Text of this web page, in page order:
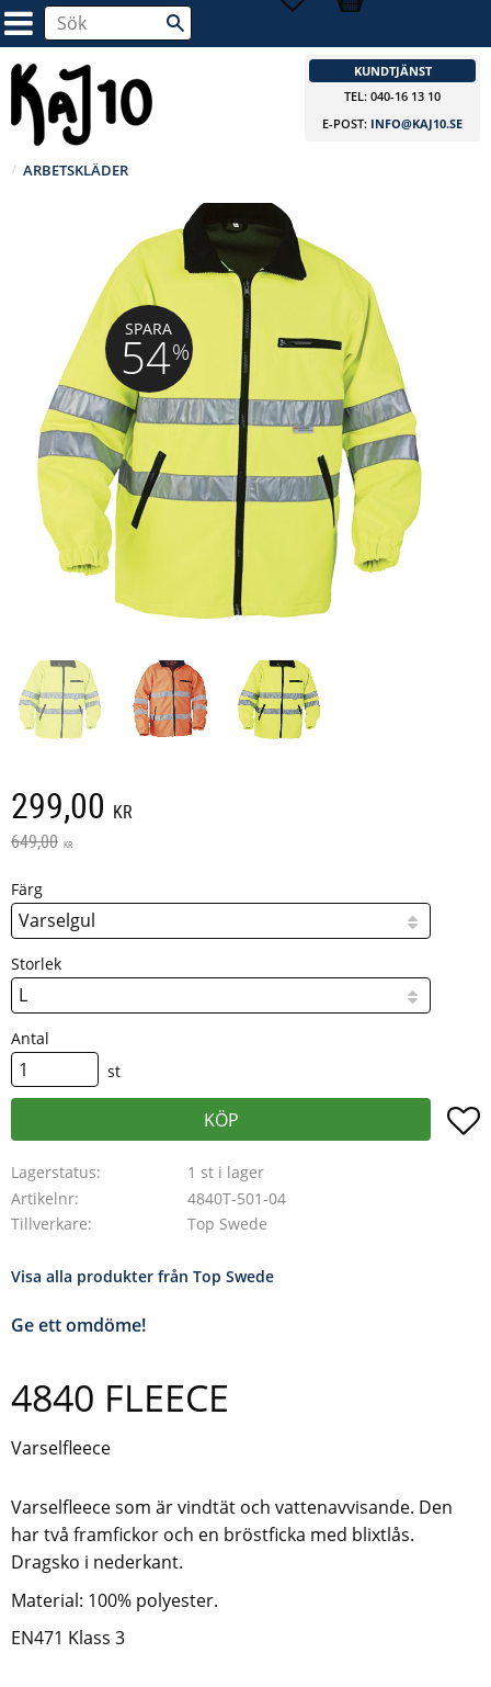
KUNDTJÄNST
TEL: 040-16 13 10
E-POST: INFO@KAJ10.SE
ARBETSKLÄDER
SPARA
54%
Nedsatt pris:
299,00 KR
Ordinarie pris:
649,00 KR
Färg
Storlek
Antal
st
KÖP
Lagerstatus
1 st i lager
Artikelnr
4840T-501-04
Tillverkare
Top Swede
Visa alla produkter från Top Swede
Ge ett omdöme!
4840 FLEECE
Varselfleece
Varselfleece som är vindtät och vattenavvisande. Den
har två framfickor och en bröstficka med blixtlås.
Dragsko i nederkant.
Material: 100% polyester.
EN471 Klass 3